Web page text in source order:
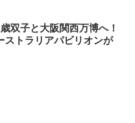
双子と大阪関西万博へ！
ストラリアパビリオンが